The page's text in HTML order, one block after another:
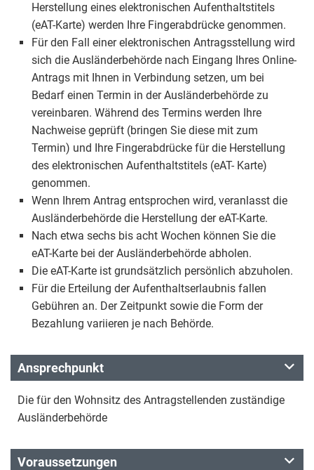
Herstellung eines elektronischen Aufenthaltstitels
(eAT-Karte) werden Ihre Fingerabdrücke genommen.
Für den Fall einer elektronischen Antragsstellung wird
sich die Ausländerbehörde nach Eingang Ihres Online-
Antrags mit Ihnen in Verbindung setzen, um bei
Bedarf einen Termin in der Ausländerbehörde zu
vereinbaren. Während des Termins werden Ihre
Nachweise geprüft (bringen Sie diese mit zum
Termin) und Ihre Fingerabdrücke für die Herstellung
des elektronischen Aufenthaltstitels (eAT- Karte)
genommen.
Wenn Ihrem Antrag entsprochen wird, veranlasst die
Ausländerbehörde die Herstellung der eAT-Karte.
Nach etwa sechs bis acht Wochen können Sie die
eAT-Karte bei der Ausländerbehörde abholen.
Die eAT-Karte ist grundsätzlich persönlich abzuholen.
Für die Erteilung der Aufenthaltserlaubnis fallen
Gebühren an. Der Zeitpunkt sowie die Form der
Bezahlung variieren je nach Behörde.
Ansprechpunkt
Die für den Wohnsitz des Antragstellenden zuständige
Ausländerbehörde
Voraussetzungen